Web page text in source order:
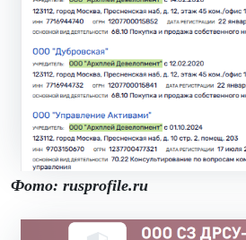
Фото: rusprofile.ru